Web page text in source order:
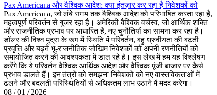
Pax Americana और वैश्विक आदेश: क्या इंतज़ार कर रहा है निवेशकों को
Pax Americana, जो लंबे समय तक वैश्विक आदेश को परिभाषित करता रहा है,
महत्वपूर्ण परिवर्तन से गुजर रहा है। अमेरिकी वैश्विक वर्चस्व, जो आर्थिक शक्ति
और राजनीतिक प्रभाव पर आधारित है, नए चुनौतियों का सामना कर रहा है।
डॉलर की विश्व मुद्रा के रूप में स्थिति में परिवर्तन, बहु ध्रुवीयता की बढ़ती
प्रवृत्ति और बढ़ते भू-राजनीतिक जोखिम निवेशकों को अपनी रणनीतियों को
समायोजित करने की आवश्यकता में डाल रहे हैं। इस लेख में हम यह विश्लेषण
करेंगे कि ये परिवर्तन वैश्विक आर्थिक आदेश और वैश्विक पूंजी बाजार पर कैसे
प्रभाव डालते हैं। इन तंत्रों को समझना निवेशकों को नए वास्तविकताओं में
ढलने और बदलती परिस्थितियों से अधिकतम लाभ उठाने में मदद करेगा।
08 / 01 / 2026